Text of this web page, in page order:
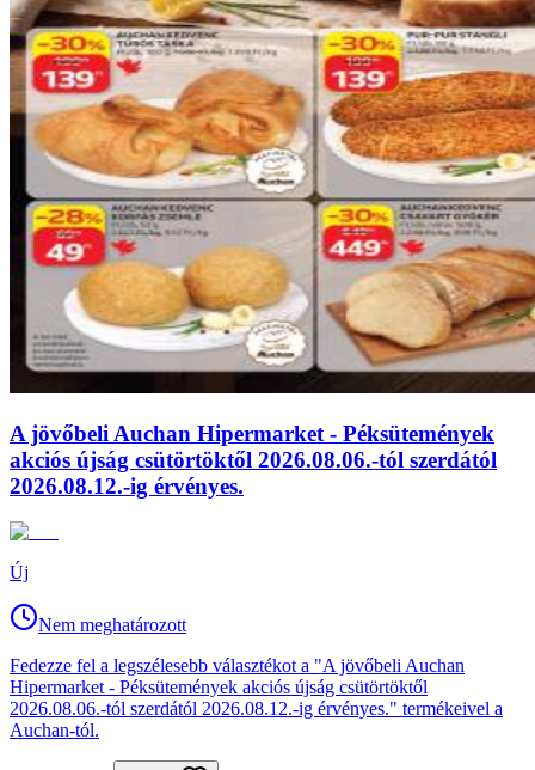
A jövőbeli Auchan Hipermarket - Péksütemények
akciós újság csütörtöktől 2026.08.06.-tól szerdától
2026.08.12.-ig érvényes.
Új
Nem meghatározott
Fedezze fel a legszélesebb választékot a "A jövőbeli Auchan
Hipermarket - Péksütemények akciós újság csütörtöktől
2026.08.06.-tól szerdától 2026.08.12.-ig érvényes." termékeivel a
Auchan-tól.